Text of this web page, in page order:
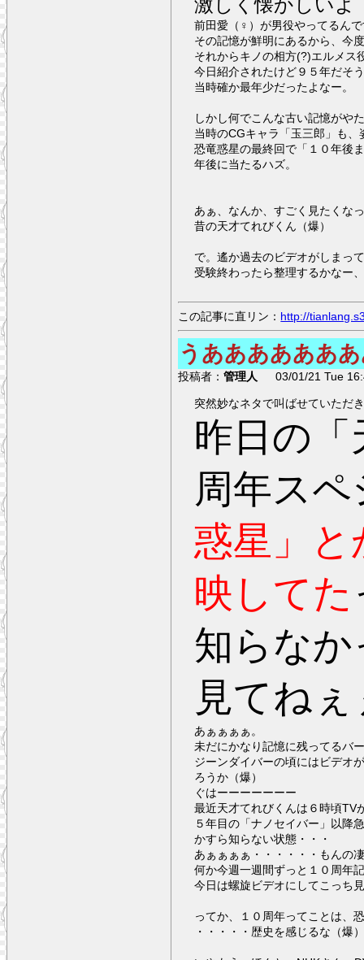
前田愛（♀）が男役やってるん
その記憶が鮮明にあるから、今
それからキノの相方(?)エルメス
今日紹介されたけど９５年だそ
当時確か最年少だったよなー。
しかし何でこんな古い記憶がや
当時のCGキャラ「玉三郎」も
恐竜惑星の最終回で「１０年後
年後に当たるハズ。
あぁ、なんか、すごく見たくな
昔の天才てれびくん（爆）
で。遙か過去のビデオがしまっ
受験終わったら整理するかなー
この記事に直リン： http://
うああああああ
投稿者：管理人 03/01/21 Tue
突然妙なネタで叫ばせていただ
昨日の
周年ス
惑星」と
映してた
知らな
見てね
あぁぁぁぁ。
未だにかなり記憶に残ってるバ
ジーンダイバーの頃にはビデオ
ろうか（爆）
ぐはーーーーーーー
最近天才てれびくんは６時頃TV
５年目の「ナノセイバー」以降
かすら知らない状態・・・
あぁぁぁぁ・・・・・・もんの
何か今週一週間ずっと１０周年
今日は螺旋ビデオにしてこっち
ってか、１０周年ってことは、
・・・・・歴史を感じるな（爆